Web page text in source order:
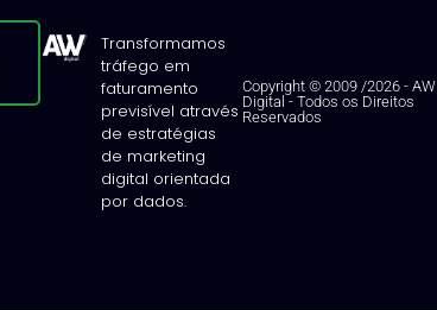
Transformamos
tráfego em
faturamento
previsível através
de estratégias
de marketing
digital orientada
por dados.
Copyright © 2009 /2026 - AW
Digital-Todos os Direitos
Reservados